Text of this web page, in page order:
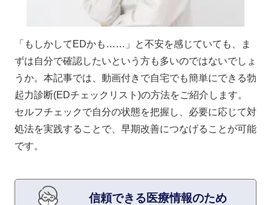
「もしかしてEDかも……」と不安を感じていても、ま
ずは自分で確認したいという方も多いのではないでしょ
うか。本記事では、動画付きで自宅でも簡単にできる勃
起力診断(EDチェックリスト)の方法をご紹介します。
セルフチェックで自分の状態を把握し、必要に応じて対
処法を実践することで、早期改善につなげることが可能
です。
信頼できる医療情報のため